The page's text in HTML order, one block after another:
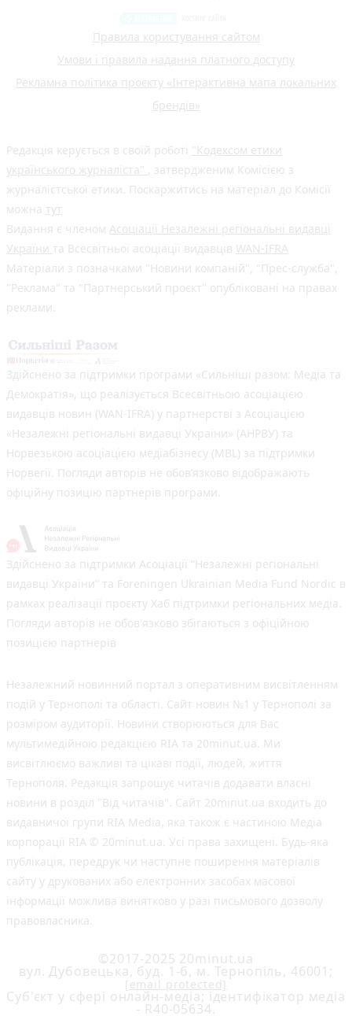
Правила користування сайтом
Умови і правила надання платного доступу
Рекламна політика проєкту «Інтерактивна мапа локальних
брендів»
Редакція керується в своїй роботі "Кодексом етики
українського журналіста" , затвердженим Комісією з
журналістської етики. Поскаржитись на матеріал до Комісії
можна тут
Видання є членом Асоціації Незалежні регіональні видавці
України та Всесвітньої асоціації видавців WAN-IFRA
Матеріали з позначками "Новини компаній", "Прес-служба",
"Реклама" та "Партнерський проєкт" опубліковані на правах
реклами.
Здійснено за підтримки програми «Сильніші разом: Медіа та
Демократія», що реалізується Всесвітньою асоціацією
видавців новин (WAN-IFRA) у партнерстві з Асоціацією
«Незалежні регіональні видавці України» (АНРВУ) та
Норвезькою асоціацією медіабізнесу (MBL) за підтримки
Норвегії. Погляди авторів не обов’язково відображають
офіційну позицію партнерів програми.
Здійснено за підтримки Асоціації “Незалежні регіональні
видавці України” та Foreningen Ukrainian Media Fund Nordic в
рамках реалізації проєкту Хаб підтримки регіональних медіа.
Погляди авторів не обов'язково збігаються з офіційною
позицією партнерів
Незалежний новинний портал з оперативним висвітленням
подій у Тернополі та області. Сайт новин №1 у Тернополі за
розміром аудиторії. Новини створюються для Вас
мультимедійною редакцією RIA та 20minut.ua. Ми
висвітлюємо важливі та цікаві події, людей, життя
Тернополя. Редакція запрошує читачів додавати власні
новини в розділ "Від читачів". Сайт 20minut.ua входить до
видавничої групи RIA Media, яка також є частиною Медіа
корпорації RIA © 20minut.ua. Усі права захищені. Будь-яка
публiкацiя, передрук чи наступне поширення матеріалів
сайту у друкованих або електронних засобах масової
інформації можлива винятково у разі письмового дозволу
правовласника.
©2017-2025 20minut.ua
вул. Дубовецька, буд. 1-б, м. Тернопіль, 46001;
[email protected]
Cуб'єкт у сфері онлайн-медіа; ідентифікатор медіа
- R40-05634.